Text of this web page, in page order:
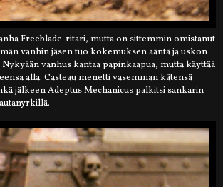
Freeblade-ritari, mutta on sittemmin omistanut
vanhin jäsen tuo kokemuksen ääntä ja uskon
vanhus kantaa papinkaapua, mutta käyttää
alla. Casteau menetti vasemman kätensä
jälkeen Adeptus Mechanicus palkitsi sankarin